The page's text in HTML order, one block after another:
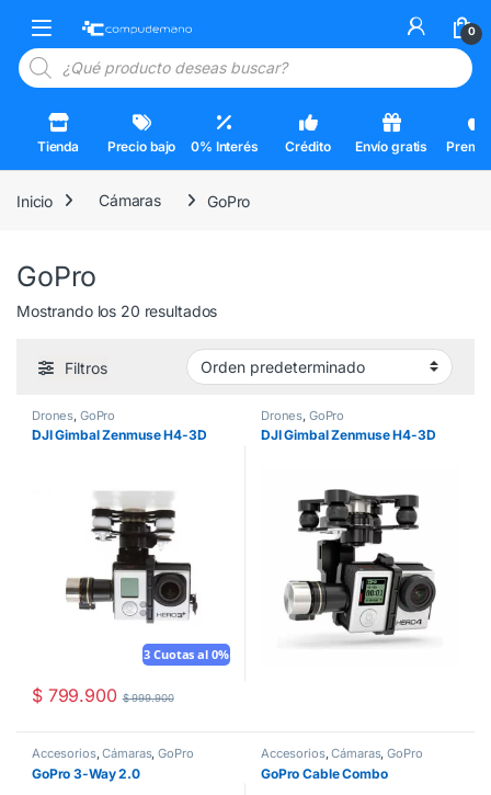
Open 0
Búsqueda de productos
Tienda Precio bajo 0% Interés Crédito Envío gratis
Inicio Cámaras GoPro
GoPro
Mostrando los 20 resultados
Filtros
Drones, GoPro
DJI Gimbal Zenmuse H4-3D
3 Cuotas al 0%
$799.900 $999.900
Drones, GoPro
DJI Gimbal Zenmuse H4-3D
Accesorios,Cámaras,GoPro
GoPro 3-Way 2.0
Accesorios,Cámaras,GoPro
GoPro Cable Combo